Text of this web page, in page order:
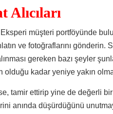
müşteri portföyünde
ve fotoğraflarını gönderin.
gereken bazı şeyler
kadar yeniye yakın
tamir ettirip yine de değerli
anında düşürdüğünü